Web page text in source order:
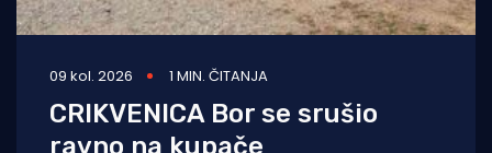
09 kol. 2026 1 MIN. ČITANJA
CRIKVENICA Bor se srušio
ravno na kupače